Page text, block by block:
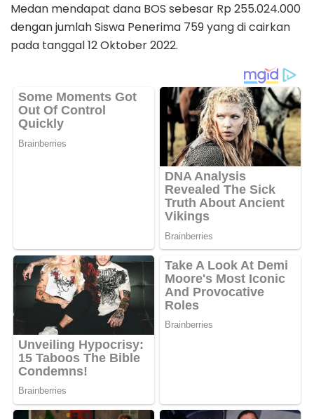
Medan mendapat dana BOS sebesar Rp 255.024.000
dengan jumlah Siswa Penerima 759 yang di cairkan
pada tanggal 12 Oktober 2022.